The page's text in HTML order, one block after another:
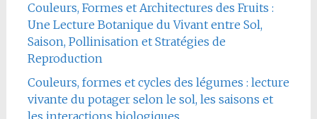
Couleurs, Formes et Architectures des Fruits :
Une Lecture Botanique du Vivant entre Sol,
Saison, Pollinisation et Stratégies de
Reproduction
Couleurs, formes et cycles des légumes : lecture
vivante du potager selon le sol, les saisons et
les interactions biologiques